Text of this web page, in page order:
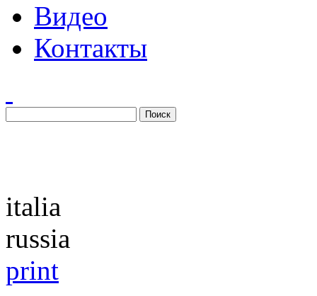
Видео
Контакты
italia
russia
print